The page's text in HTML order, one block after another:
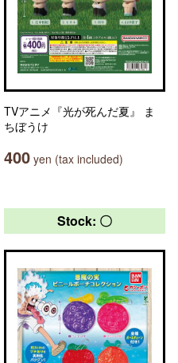
TVアニメ『光が死んだ夏』 ま
ちぼうけ
400 yen (tax included)
Stock: 〇